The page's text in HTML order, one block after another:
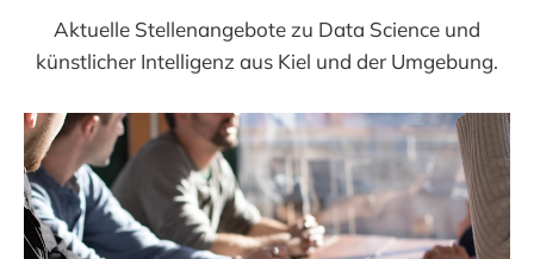
Aktuelle Stellenangebote zu Data Science und
künstlicher Intelligenz aus Kiel und der Umgebung.